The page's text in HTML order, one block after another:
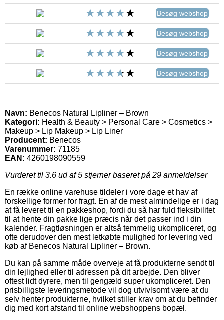
Besøg webshop
Besøg webshop
Besøg webshop
Besøg webshop
Navn: Benecos Natural Lipliner – Brown
Kategori: Health & Beauty > Personal Care > Cosmetics >
Makeup > Lip Makeup > Lip Liner
Producent: Benecos
Varenummer: 71185
EAN: 4260198090559
Vurderet til 3.6 ud af 5 stjerner baseret på 29 anmeldelser
En række online varehuse tildeler i vore dage et hav af
forskellige former for fragt. En af de mest almindelige er i dag
at få leveret til en pakkeshop, fordi du så har fuld fleksibilitet
til at hente din pakke lige præcis når det passer ind i din
kalender. Fragtløsningen er altså temmelig ukompliceret, og
ofte derudover den mest letkøbte mulighed for levering ved
køb af Benecos Natural Lipliner – Brown.
Du kan på samme måde overveje at få produkterne sendt til
din lejlighed eller til adressen på dit arbejde. Den bliver
oftest lidt dyrere, men til gengæld super ukompliceret. Den
prisbilligste leveringsmetode vil dog utvivlsomt være at du
selv henter produkterne, hvilket stiller krav om at du befinder
dig med kort afstand til online webshoppens bopæl.